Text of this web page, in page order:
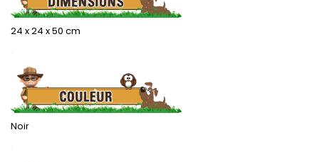
24 x 24 x 50 cm
.
Noir
.